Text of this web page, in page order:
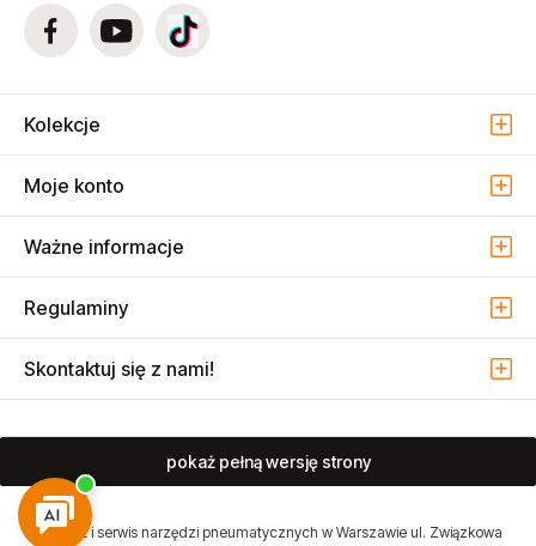
Kolekcje
Moje konto
Ważne informacje
Regulaminy
Skontaktuj się z nami!
pokaż pełną wersję strony
Sprzedaż i serwis narzędzi pneumatycznych w Warszawie ul. Związkowa